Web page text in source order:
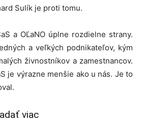
Sulík je proti tomu.
a OĽaNO úplne rozdielne strany.
a veľkých podnikateľov, kým
živnostníkov a zamestnancov.
je výrazne menšie ako u nás. Je to
viac